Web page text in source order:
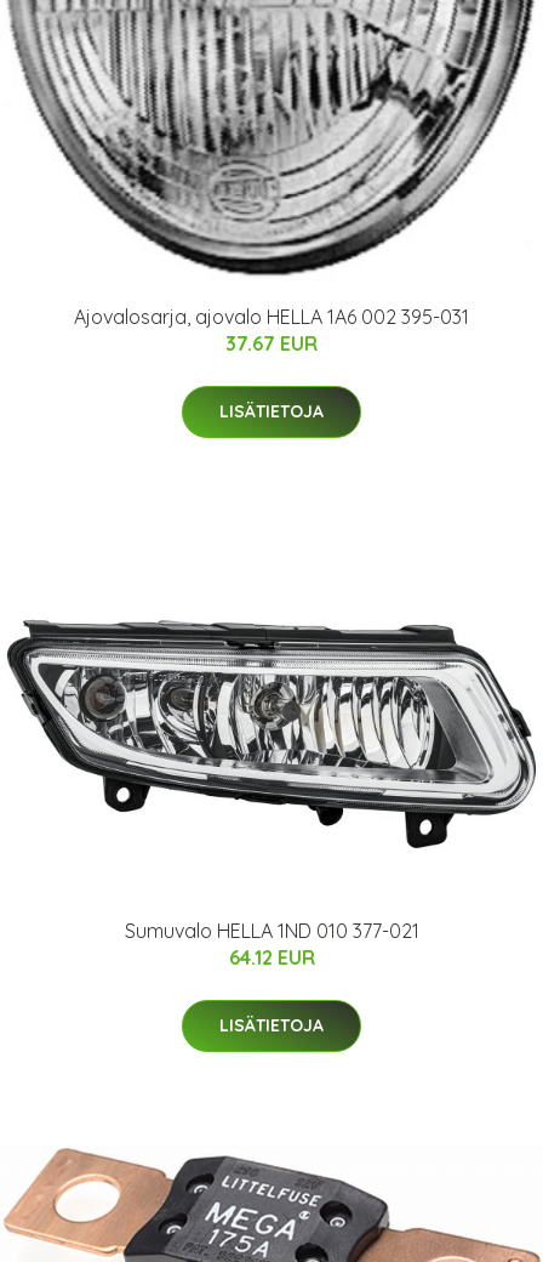
Ajovalosarja, ajovalo HELLA 1A6 002 395-031
37.67 EUR
LISÄTIETOJA
Sumuvalo HELLA 1ND 010 377-021
64.12 EUR
LISÄTIETOJA